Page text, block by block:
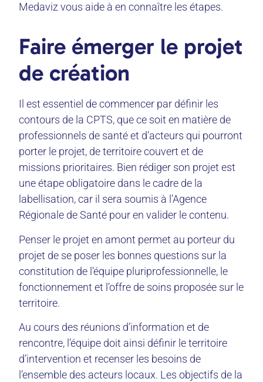
Medaviz vous aide à en connaître les étapes.
Faire émerger le projet
de création
Il est essentiel de commencer par définir les
contours de la CPTS, que ce soit en matière de
professionnels de santé et d’acteurs qui pourront
porter le projet, de territoire couvert et de
missions prioritaires. Bien rédiger son projet est
une étape obligatoire dans le cadre de la
labellisation, car il sera soumis à l’Agence
Régionale de Santé pour en valider le contenu.
Penser le projet en amont permet au porteur du
projet de se poser les bonnes questions sur la
constitution de l’équipe pluriprofessionnelle, le
fonctionnement et l’offre de soins proposée sur le
territoire.
Au cours des réunions d’information et de
rencontre, l’équipe doit ainsi définir le territoire
d’intervention et recenser les besoins de
l’ensemble des acteurs locaux. Les objectifs de la